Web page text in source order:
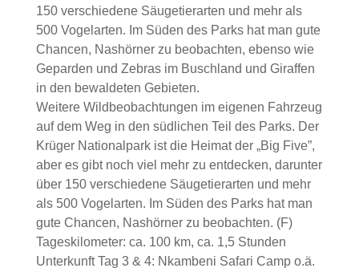
150 verschiedene Säugetierarten und mehr als
500 Vogelarten. Im Süden des Parks hat man gute
Chancen, Nashörner zu beobachten, ebenso wie
Geparden und Zebras im Buschland und Giraffen
in den bewaldeten Gebieten.
Weitere Wildbeobachtungen im eigenen Fahrzeug
auf dem Weg in den südlichen Teil des Parks. Der
Krüger Nationalpark ist die Heimat der „Big Five”,
aber es gibt noch viel mehr zu entdecken, darunter
über 150 verschiedene Säugetierarten und mehr
als 500 Vogelarten. Im Süden des Parks hat man
gute Chancen, Nashörner zu beobachten. (F)
Tageskilometer: ca. 100 km, ca. 1,5 Stunden
Unterkunft Tag 3 & 4: Nkambeni Safari Camp o.ä.